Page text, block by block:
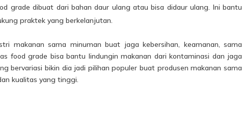
grade dibuat dari bahan daur ulang atau bisa didaur ulang. Ini bantu
praktek yang berkelanjutan.
makanan sama minuman buat jaga kebersihan, keamanan, sama
food grade bisa bantu lindungin makanan dari kontaminasi dan jaga
bervariasi bikin dia jadi pilihan populer buat produsen makanan sama
kualitas yang tinggi.